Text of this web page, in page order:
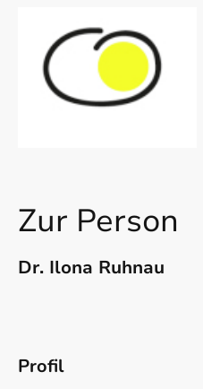
Zur Person
Dr. Ilona Ruhnau
Profil